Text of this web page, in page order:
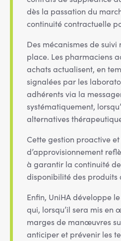
dès la passation du
continuité contractuelle
Des mécanismes de suivi
place. Les pharmaciens
achats actualisent, en
signalées par les
adhérents via la
systématiquement,
alternatives
Cette gestion proactive
d’approvisionnement
à garantir la continuité
disponibilité des produits
Enfin, UniHA développe
qui, lorsqu’il sera mis en
marges de manœuvres
anticiper et prévenir les